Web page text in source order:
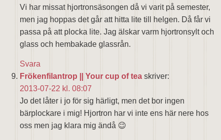
Vi har missat hjortronsäsongen då vi varit på semester,
men jag hoppas det går att hitta lite till helgen. Då får vi
passa på att plocka lite. Jag älskar varm hjortronsylt och
glass och hembakade glassrån.
Svara
Frökenfilantrop || Your cup of tea skriver:
2013-07-22 kl. 08:07
Jo det låter i jo för sig härligt, men det bor ingen
bärplockare i mig! Hjortron har vi inte ens här nere hos
oss men jag klara mig ändå 😉